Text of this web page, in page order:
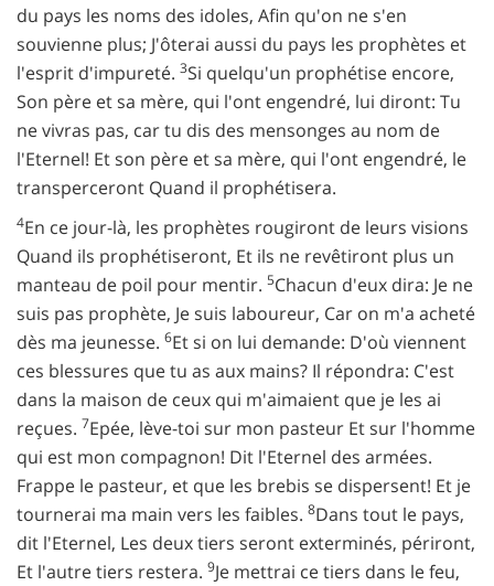
du pays les noms des idoles, Afin qu'on ne s'en
souvienne plus; J'ôterai aussi du pays les prophètes et
l'esprit d'impureté. 3Si quelqu'un prophétise encore,
Son père et sa mère, qui l'ont engendré, lui diront: Tu
ne vivras pas, car tu dis des mensonges au nom de
l'Eternel! Et son père et sa mère, qui l'ont engendré, le
transperceront Quand il prophétisera.
4En ce jour-là, les prophètes rougiront de leurs visions
Quand ils prophétiseront, Et ils ne revêtiront plus un
manteau de poil pour mentir. 5Chacun d'eux dira: Je ne
suis pas prophète, Je suis laboureur, Car on m'a acheté
dès ma jeunesse. 6Et si on lui demande: D'où viennent
ces blessures que tu as aux mains? Il répondra: C'est
dans la maison de ceux qui m'aimaient que je les ai
reçues. 7Epée, lève-toi sur mon pasteur Et sur l'homme
qui est mon compagnon! Dit l'Eternel des armées.
Frappe le pasteur, et que les brebis se dispersent! Et je
tournerai ma main vers les faibles. 8Dans tout le pays,
dit l'Eternel, Les deux tiers seront exterminés, périront,
Et l'autre tiers restera. 9Je mettrai ce tiers dans le feu,